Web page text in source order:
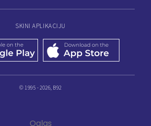
SKINI APLIKACIJU
© 1995 - 2026, B92